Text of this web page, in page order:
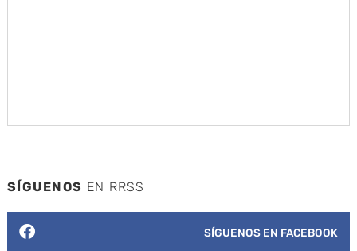
SÍGUENOS EN RRSS
SÍGUENOS EN FACEBOOK